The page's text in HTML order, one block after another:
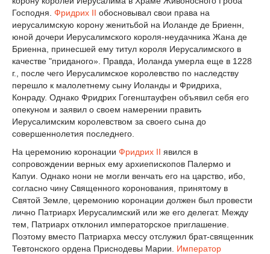
Господня. Фридрих II обосновывал свои права на
иерусалимскую корону женитьбой на Иоланде де Бриенн,
юной дочери Иерусалимского короля-неудачника Жана де
Бриенна, принесшей ему титул короля Иерусалимского в
качестве "приданого». Правда, Иоланда умерла еще в 1228
г., после чего Иерусалимское королевство по наследству
перешло к малолетнему сыну Иоланды и Фридриха,
Конраду. Однако Фридрих Гогенштауфен объявил себя его
опекуном и заявил о своем намерении править
Иерусалимским королевством за своего сына до
совершеннолетия последнего.
На церемонию коронации Фридрих II явился в
сопровождении верных ему архиепископов Палермо и
Капуи. Однако нони не могли венчать его на царство, ибо,
согласно чину Священного коронования, принятому в
Святой Земле, церемонию коронации должен был провести
лично Патриарх Иерусалимский или же его делегат. Между
тем, Патриарх отклонил императорское приглашение.
Поэтому вместо Патриарха мессу отслужил брат-священник
Тевтонского ордена Приснодевы Марии. Император